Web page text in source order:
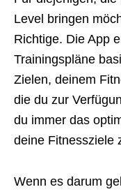
Level bringen
Richtige. Die App
Trainingspläne
Zielen, deinem
die du zur
du immer das
deine Fitnessziele
Wenn es darum